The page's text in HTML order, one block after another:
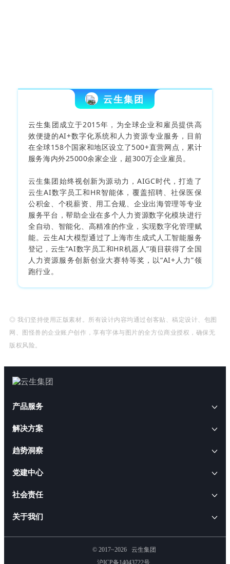
云生集团
云生集团成立于2015年，为全球企业和雇员提供高
效便捷的AI+数字化系统和人力资源专业服务，目前
在全球158个国家和地区设立了500+直营网点，累计
服务海内外25000余家企业，超300万企业雇员。
云生集团始终视创新为源动力，AIGC时代，打造了
云生AI数字员工和HR智能体，覆盖招聘、社保医保
公积金、个税薪资、用工合规、企业出海管理等专业
服务平台，帮助企业在多个人力资源数字化模块进行
全自动、智能化、高精准的作业，实现数字化管理赋
能。云生AI大模型通过了上海市生成式人工智能服务
登记，云生“AI数字员工和HR机器人”项目获得了全国
人力资源服务创新创业大赛特等奖，以“AI+人力”领
跑行业。
◎ 我们坚持使用正版素材。所有设计内容均通过创客贴、稿定设计、包图
网、图怪兽的企业账户创作，享有字体与图片的全方位商业授权，确保无
版权风险。
产品服务
AI+人事
AI+软件
云生AI数字员工和HR智能体
解决方案
云生AI解决方案
AI政策咨询解决方案
AI人事管理解决方案
人效提升软件解决方案
云生智慧服务解决方案
人事管理解决方案
趋势洞察
云生动态
CEO访谈
云生活动
党建中心
社会责任
ESG报告
公益活动
关于我们
企业介绍
© 2017~2026 云生集团
沪ICP备14043722号